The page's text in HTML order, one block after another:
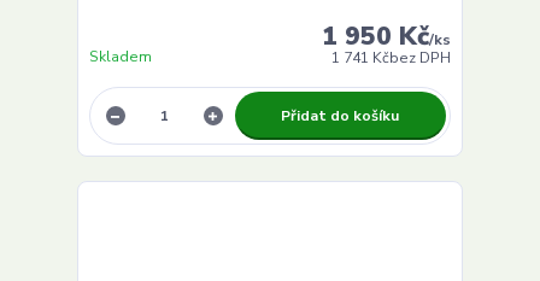
1 950 Kč/ks
1 741 Kčbez DPH
Skladem
Přidat do košíku